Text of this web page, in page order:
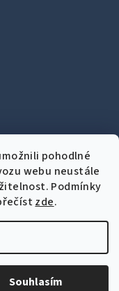
pohodlné
webu neustále
Podmínky
zde.
Souhlasím
cookies